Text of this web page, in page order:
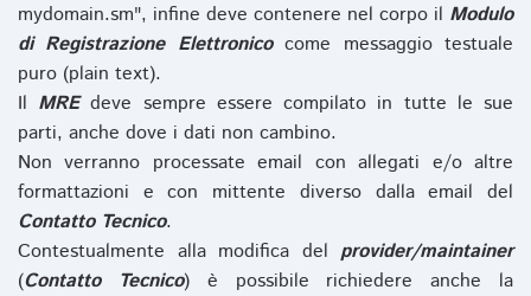
mydomain.sm", infine deve contenere nel corpo il Modulo
di Registrazione Elettronicocome messaggio testuale
puro (plain text).
Il MREdeve sempre essere compilato in tutte le sue
parti, anche dove i dati non cambino.
Non verranno processate email con allegati e/o altre
formattazioni e con mittente diverso dalla email del
Contatto Tecnico.
Contestualmente alla modifica del provider/maintainer
(Contatto Tecnico) è possibile richiedere anche la